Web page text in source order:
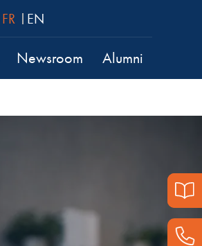
FR EN
Newsroom Alumni